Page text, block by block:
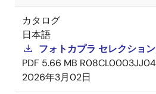
カタログ
日本語
フォトカプラ セレクショ
PDF 5.66 MB
2026年3月02日